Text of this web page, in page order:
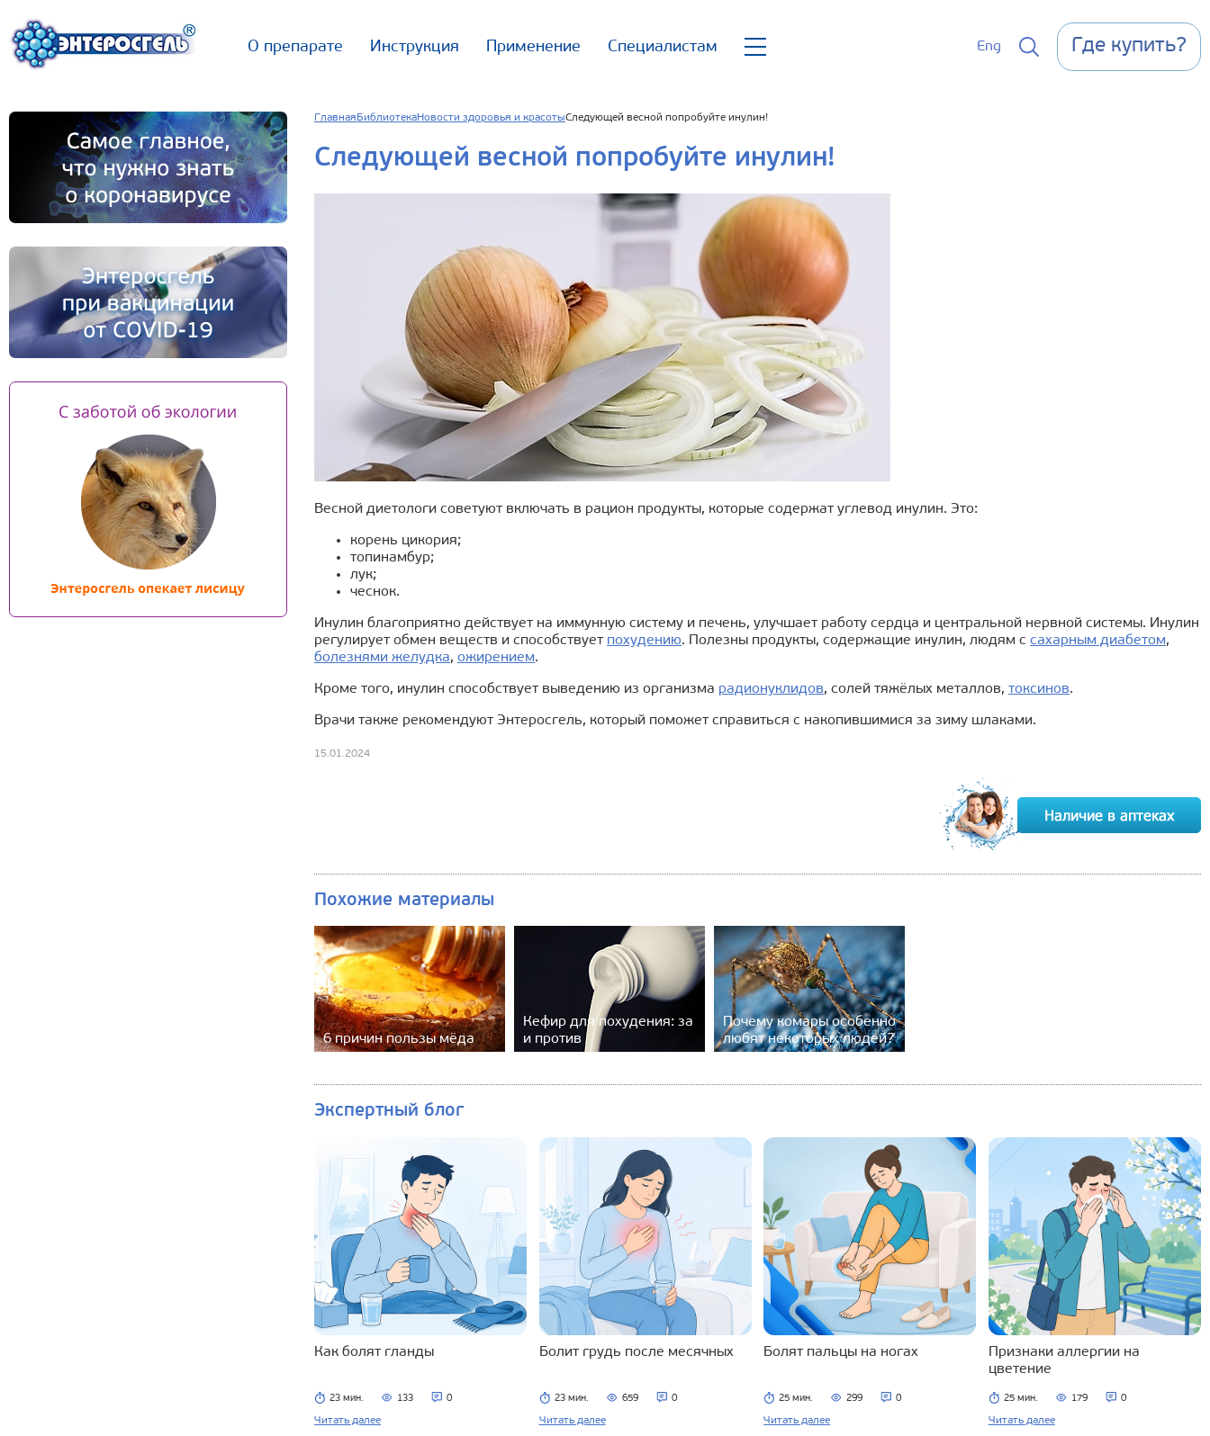
О препарате Инструкция Применение Специалистам Eng Где купить?
Главная БиблиотекаНовости здоровья и красотыСледующей весной попробуйте инулин!
Следующей весной попробуйте инулин!
Весной диетологи советуют включать в рацион продукты, которые содержат углевод инулин. Это:
корень цикория;
топинамбур;
лук;
чеснок.
Инулин благоприятно действует на иммунную систему и печень, улучшает работу сердца и центральной нервной системы. Инулин
регулирует обмен веществ и способствует похудению. Полезны продукты, содержащие инулин, людям с сахарным диабетом,
болезнями желудка, ожирением.
Кроме того, инулин способствует выведению из организма радионуклидов, солей тяжёлых металлов, токсинов.
Врачи также рекомендуют Энтеросгель, который поможет справиться с накопившимися за зиму шлаками.
15.01.2024
Похожие материалы
6 причин пользы мёда
Кефир для похудения: за
и против
Почему комары особенно
любят некоторых людей?
Экспертный блог
Как болят гланды
23 мин. 133 0
Читать далее
Болит грудь после месячных
23 мин. 659 0
Читать далее
Болят пальцы на ногах
25 мин. 299 0
Читать далее
Признаки аллергии на
цветение
25 мин. 179 0
Читать далее